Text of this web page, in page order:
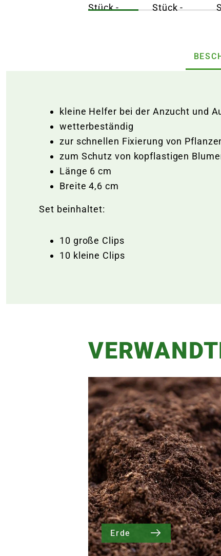
kleine Helfer bei der Anzucht und
wetterbeständig
zur schnellen Fixierung von
zum Schutz von kopflastigen
Länge 6 cm
Breite 4,6 cm
Set beinhaltet:
10 große Clips
10 kleine Clips
Erde